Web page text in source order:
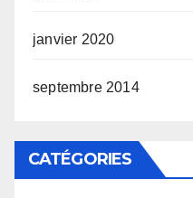
janvier 2020
septembre 2014
CATÉGORIES